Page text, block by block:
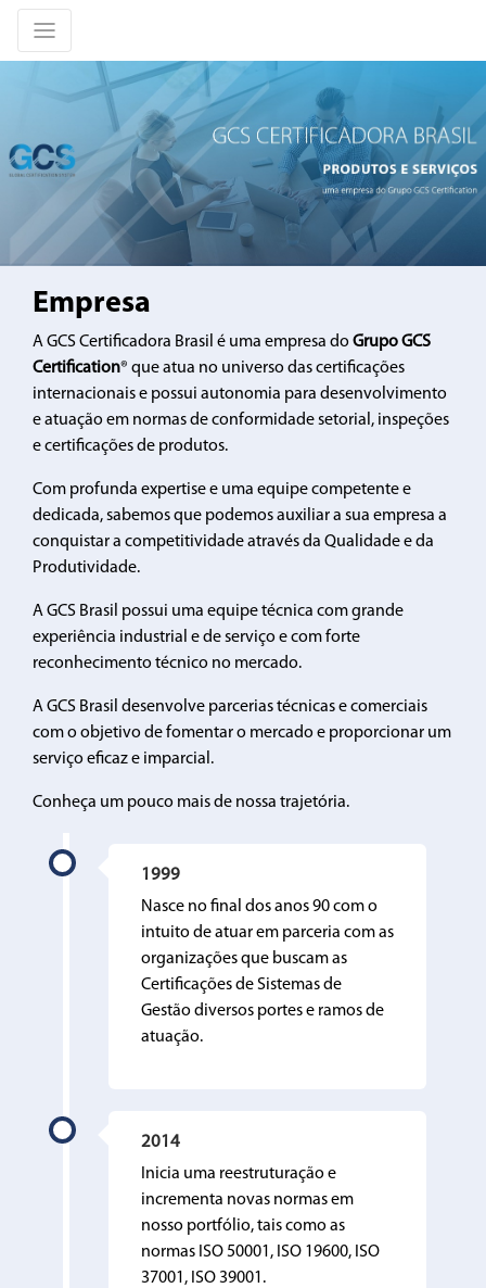
Empresa
A GCS Certificadora Brasil é uma empresa doGrupo GCS
Certification® que atua no universo das certificações
internacionais e possui autonomia para desenvolvimento
e atuação em normas de conformidade setorial, inspeções
e certificações de produtos.
Com profunda expertise e uma equipe competente e
dedicada, sabemos que podemos auxiliar a sua empresa a
conquistar a competitividade através da Qualidade e da
Produtividade.
A GCS Brasil possui uma equipe técnica com grande
experiência industrial e de serviço e com forte
reconhecimento técnico no mercado.
A GCS Brasil desenvolve parcerias técnicas e comerciais
com o objetivo de fomentar o mercado e proporcionar um
serviço eficaz e imparcial.
Conheça um pouco mais de nossa trajetória.
1999
Nasce no final dos anos 90 com o
intuito de atuar em parceria com as
organizações que buscam as
Certificações de Sistemas de
Gestão diversos portes e ramos de
atuação.
2014
Inicia uma reestruturação e
incrementa novas normas em
nosso portfólio, tais como as
normas ISO 50001, ISO 19600, ISO
37001, ISO 39001.